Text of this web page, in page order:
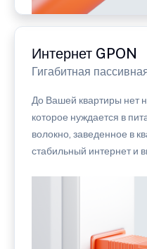
Интернет GPON
Гигабитная
До Вашей квартиры нет
которое нуждается в
волокно, заведенное в
стабильный интернет и